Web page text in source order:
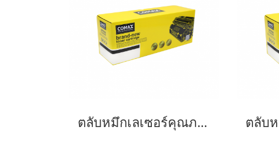
ตลับหมึกเลเซอร์คุณภาพสูงสำหรับ Canon รุ่น 054 Y